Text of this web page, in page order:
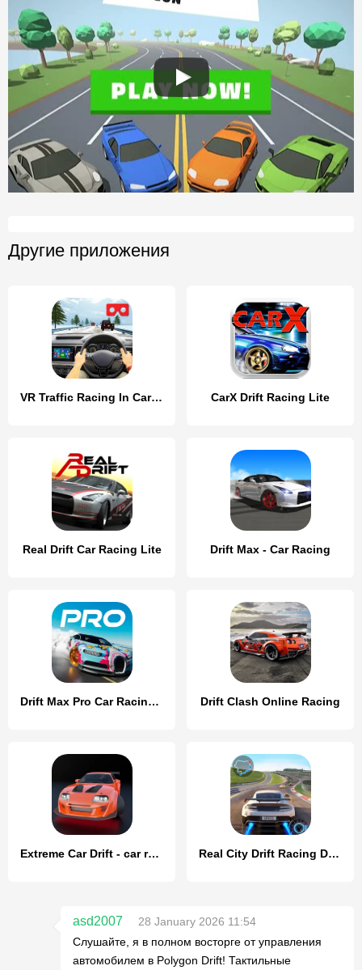
Другие приложения
VR Traffic Racing In Car Drive CarX Drift Racing Lite
Real Drift Car Racing Lite Drift Max - Car Racing
Drift Max Pro Car Racing Game Drift Clash Online Racing
Extreme Car Drift - car racing Real City Drift Racing Driving
asd2007
28 January 2026 11:54
Слушайте, я в полном восторге от управления
автомобилем в Polygon Drift! Тактильные